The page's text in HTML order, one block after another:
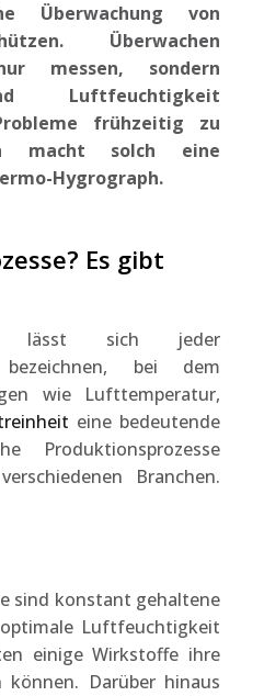
Überwachung von
Überwachen
messen, sondern
Luftfeuchtigkeit
frühzeitig zu
macht solch eine
Hygrograph.
Es gibt
lässt sich jeder
bezeichnen, bei dem
wie Lufttemperatur,
eine bedeutende
Produktionsprozesse
Branchen.
sind konstant gehaltene
Luftfeuchtigkeit
einige Wirkstoffe ihre
können. Darüber hinaus